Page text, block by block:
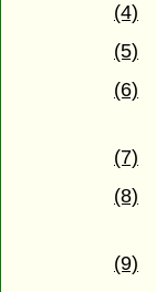
(4)
(5)
(6)
(7)
(8)
(9)